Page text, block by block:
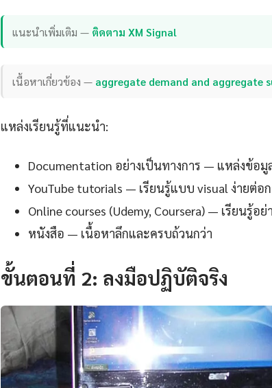
แนะนำเพิ่มเติม — ติดตาม XM Signal
เนื้อหาเกี่ยวข้อง — aggregate demand and aggregate
แหล่งเรียนรู้ที่แนะนำ:
Documentation อย่างเป็นทางการ — แหล่งข้อ
YouTube tutorials — เรียนรู้แบบ visual ง่ายต่อก
Online courses (Udemy, Coursera) — เรียนรู้อ
หนังสือ — เนื้อหาลึกและครบถ้วนกว่า
ขั้นตอนที่ 2: ลงมือปฏิบัติจริง